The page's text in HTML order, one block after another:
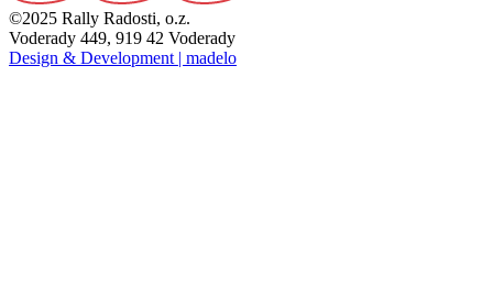
©2025 Rally Radosti, o.z.
Voderady 449, 919 42 Voderady
Design & Development | madelo